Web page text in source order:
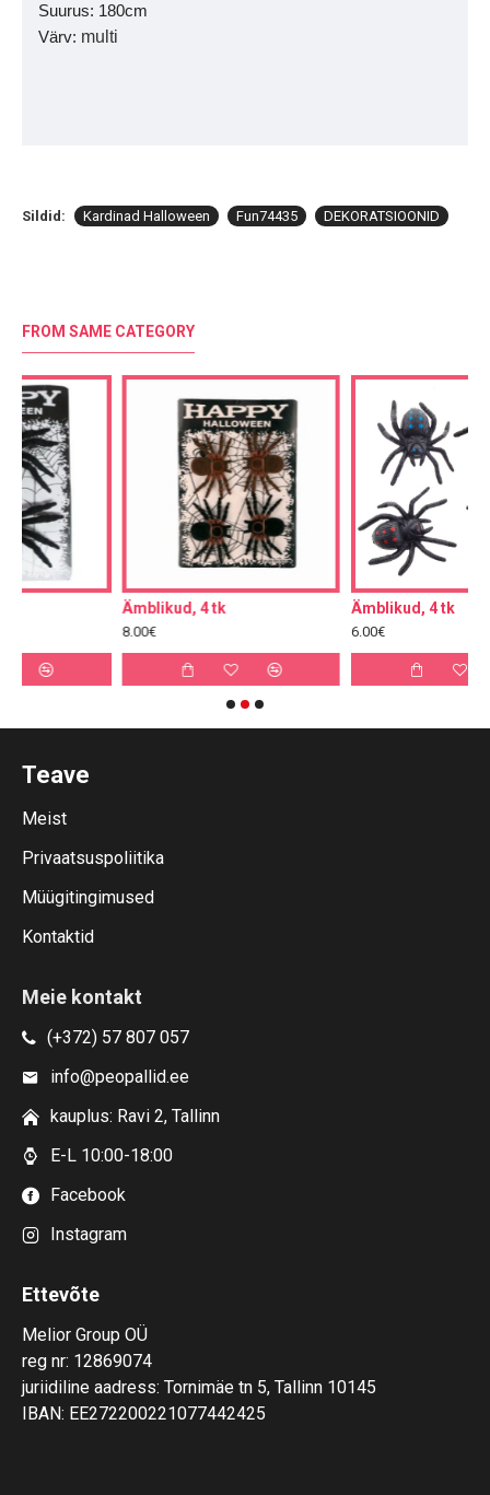
Suurus: 180cm
Värv: multi
Sildid: Kardinad Halloween Fun74435 DEKORATSIOONID
FROM SAME CATEGORY
Ämblikud, 4 tk Ämblikud, 4 tk
Teave
Meist
Privaatsuspoliitika
Müügitingimused
Kontaktid
Meie kontakt
(+372) 57 807 057
info@peopallid.ee
kauplus: Ravi 2, Tallinn
E-L 10:00-18:00
Facebook
Instagram
Ettevõte
Melior Group OÜ
reg nr: 12869074
juriidiline aadress: Tornimäe tn 5, Tallinn 10145
IBAN: EE272200221077442425